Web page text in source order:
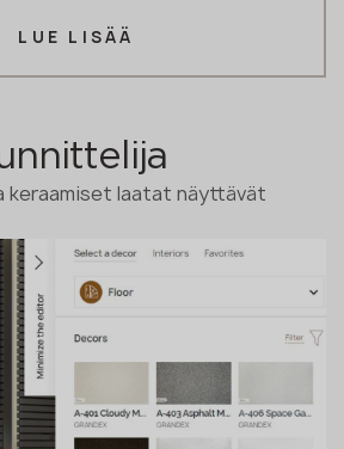
LUE LISÄÄ
keraamiset laatat näyttävät